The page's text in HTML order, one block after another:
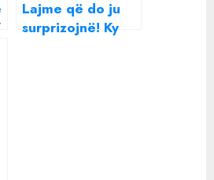
Lajme që do ju
surprizojnë! Ky